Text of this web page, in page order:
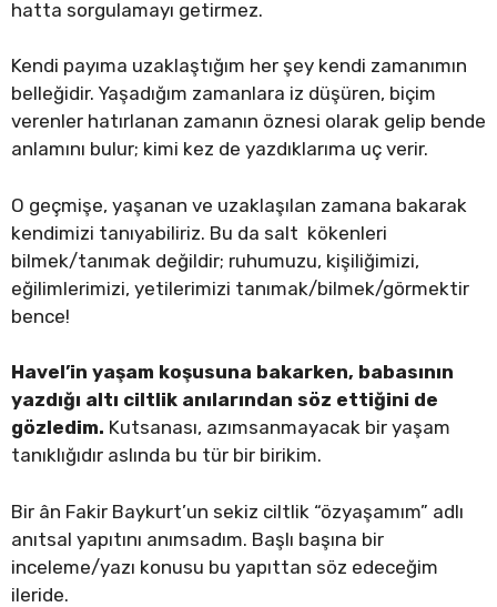
hatta sorgulamayı getirmez.
Kendi payıma uzaklaştığım her şey kendi zamanımın
belleğidir. Yaşadığım zamanlara iz düşüren, biçim
verenler hatırlanan zamanın öznesi olarak gelip bende
anlamını bulur; kimi kez de yazdıklarıma uç verir.
O geçmişe, yaşanan ve uzaklaşılan zamana bakarak
kendimizi tanıyabiliriz. Bu da salt kökenleri
bilmek/tanımak değildir; ruhumuzu, kişiliğimizi,
eğilimlerimizi, yetilerimizi tanımak/bilmek/görmektir
bence!
Havel’in yaşam koşusuna bakarken, babasının
yazdığı altı ciltlik anılarından söz ettiğini de
gözledim. Kutsanası, azımsanmayacak bir yaşam
tanıklığıdır aslında bu tür bir birikim.
Bir ân Fakir Baykurt’un sekiz ciltlik “özyaşamım” adlı
anıtsal yapıtını anımsadım. Başlı başına bir
inceleme/yazı konusu bu yapıttan söz edeceğim
ileride.